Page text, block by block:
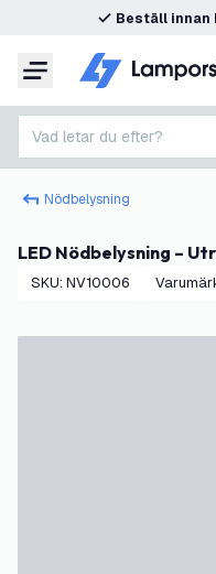
Beställ innan
Meny
Vad letar du efter?
Nödbelysning
LED Nödbelysning –
SKU: NV10006